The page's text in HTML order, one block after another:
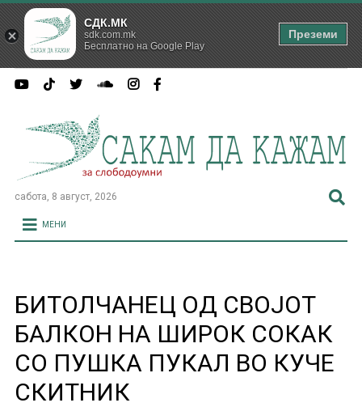
сабота, 8 август, 2026
МЕНИ
БИТОЛЧАНЕЦ ОД СВОЈОТ
БАЛКОН НА ШИРОК СОКАК
СО ПУШКА ПУКАЛ ВО КУЧЕ
СКИТНИК
СДК.МК
sdk.com.mk
Бесплатно на Google Play
Преземи